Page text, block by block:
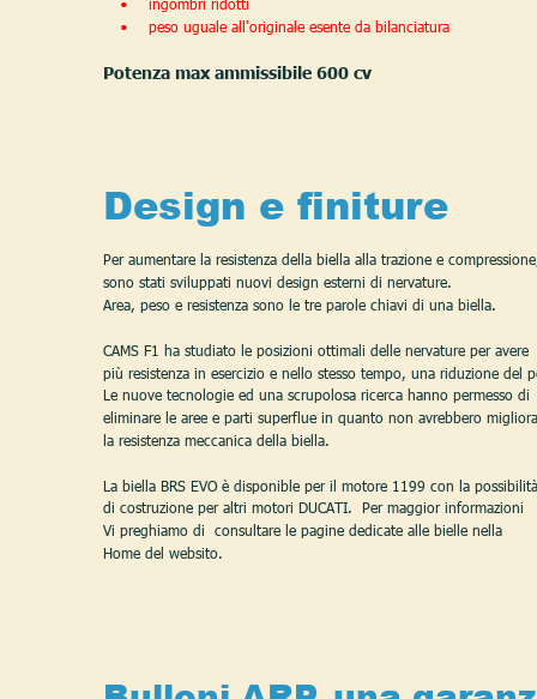
•
• peso uguale all'originale esente da bilanciatura
Potenza max ammissibile 600 cv
Design e finiture
Per aumentare la resistenza della biella alla trazione e
sono stati sviluppati nuovi design esterni di nervature.
Area, peso e resistenza sono le tre parole chiavi di una biella.
CAMS F1 ha studiato le posizioni ottimali delle nervature per avere
più resistenza in esercizio e nello stesso tempo, una riduzione del
Le nuove tecnologie ed una scrupolosa ricerca hanno permesso di
eliminare le aree e parti superflue in quanto non avrebbero
la resistenza meccanica della biella.
La biella BRS EVO è disponible per il motore 1199 con la
di costruzione per altri motori DUCATI.  Per maggior informazioni
Vi preghiamo di  consultare le pagine dedicate alle bielle nella
Home del websito.